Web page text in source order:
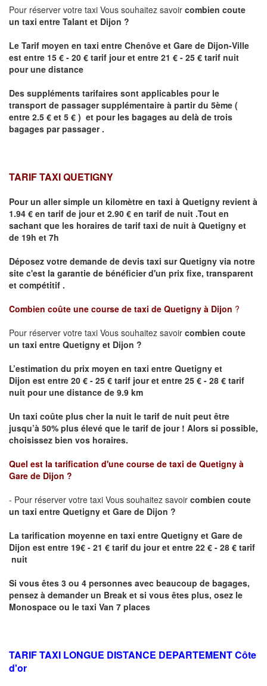
Pour réserver votre taxi Vous souhaitez savoir combien coute
un taxi entre Talant et Dijon ?
Le Tarif moyen en taxi entre Chenôve et Gare de Dijon-Ville
est entre 15 € - 20 € tarif jour et entre 21 € - 25 € tarif nuit
pour une distance
Des suppléments tarifaires sont applicables pour le
transport de passager supplémentaire à partir du 5ème (
entre 2.5 € et 5 € ) et pour les bagages au delà de trois
bagages par passager .
TARIF TAXI QUETIGNY
Pour un aller simple un kilomètre en taxi à Quetigny revient à
1.94 € en tarif de jour et 2.90 € en tarif de nuit .Tout en
sachant que les horaires de tarif taxi de nuit à Quetigny et
de 19h et 7h
Déposez votre demande de devis taxi surQuetigny via notre
site c'est la garantie de bénéficier d'un prix fixe, transparent
et compétitif .
Combien coûte une course de taxi de Quetigny à Dijon ?
Pour réserver votre taxi Vous souhaitez savoir combien coute
un taxi entre Quetigny et Dijon ?
L’estimation du prix moyen en taxi entre Quetigny et
Dijon est entre 20 € - 25 € tarif jour et entre 25 € - 28 € tarif
nuit pour une distance de 9.9 km
Un taxi coûte plus cher la nuit le tarif de nuit peut être
jusqu’à 50% plus élevé que le tarif de jour ! Alors si possible,
choisissez bien vos horaires.
Quel est la tarification d'une course de taxi de Quetigny à
Gare de Dijon ?
- Pour réserver votre taxi Vous souhaitez savoir combien coute
un taxi entre Quetigny et Gare de Dijon ?
La tarification moyenne en taxi entre Quetigny et Gare de
Dijon est entre 19€ - 21 € tarif du jour et entre 22 € - 28 € tarif
nuit
Si vous êtes 3 ou 4 personnes avec beaucoup de bagages,
pensez à demander un Break et si vous êtes plus, osez le
Monospace ou le taxi Van 7 places
TARIF TAXI LONGUE DISTANCE DEPARTEMENT Côte
d'or